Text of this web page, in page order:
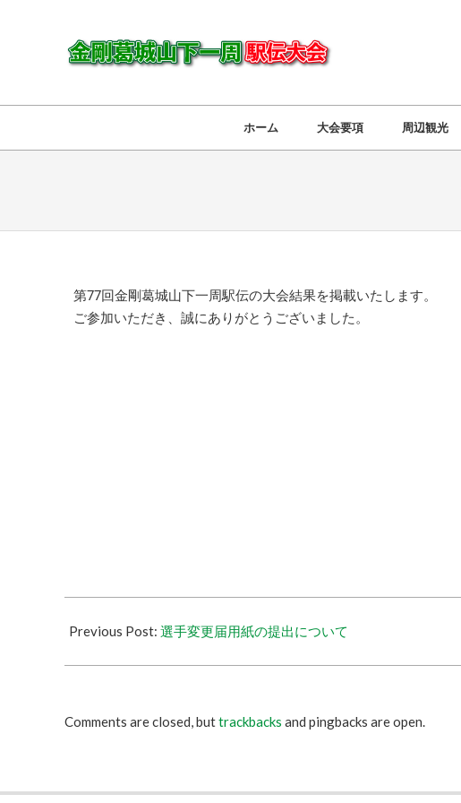
ホーム 大会要項 周辺観光
第77回金剛葛城山下一周駅伝の大会結果を掲載いたします。
ご参加いただき、誠にありがとうございました。
Previous Post: 選手変更届用紙の提出について
Comments are closed, buttrackbacks and pingbacks are open.